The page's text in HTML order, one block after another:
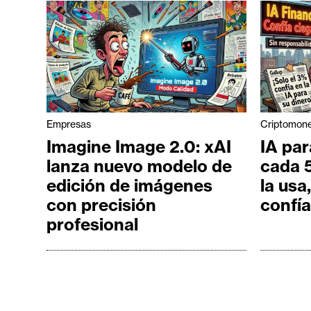
Empresas
Imagine Image 2.0: xAI
lanza nuevo modelo de
edición de imágenes
con precisión
profesional
IA
cada
la